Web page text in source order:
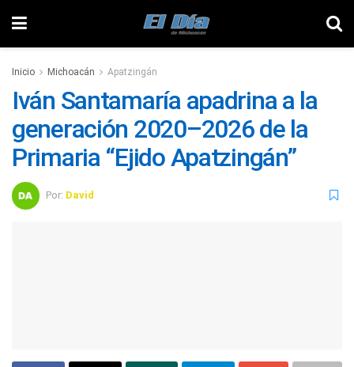
Inicio Michoacán Apatzingán
Iván Santamaría apadrina a la
generación 2020–2026 de la
Primaria “Ejido Apatzingán”
Por: David